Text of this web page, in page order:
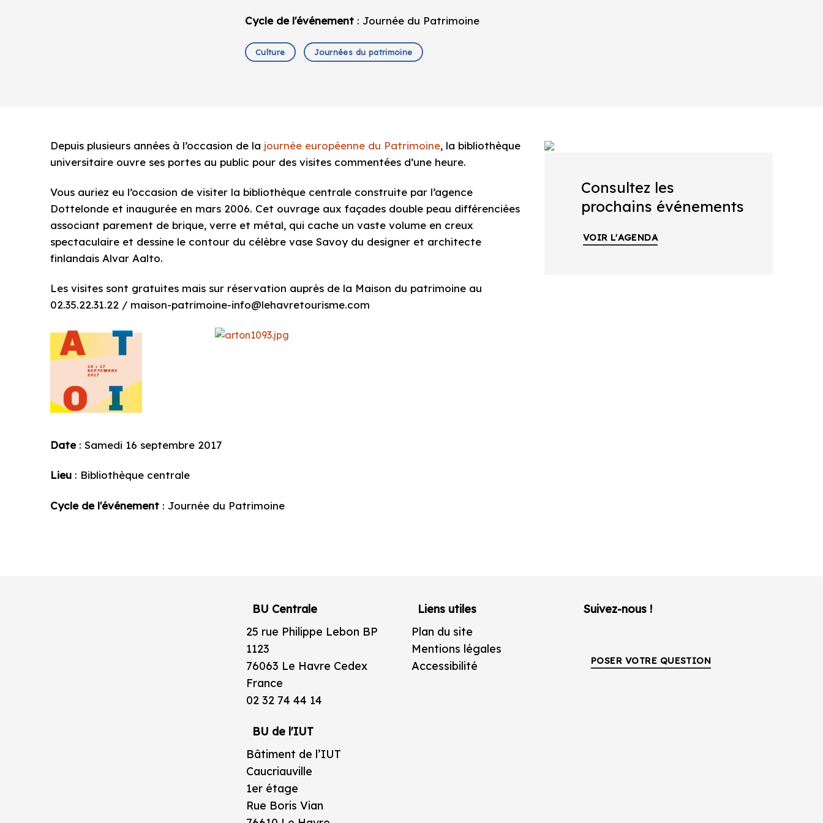
Cycle de l'événement: Journée du Patrimoine
Culture Journées du patrimoine
Depuis plusieurs années à l’occasion de la journée européenne du Patrimoine, la bibliothèque
universitaire ouvre ses portes au public pour des visites commentées d’une heure.
Vous auriez eu l’occasion de visiter la bibliothèque centrale construite par l’agence
Dottelonde et inaugurée en mars 2006. Cet ouvrage aux façades double peau différenciées
associant parement de brique, verre et métal, qui cache un vaste volume en creux
spectaculaire et dessine le contour du célèbre vase Savoy du designer et architecte
finlandais Alvar Aalto.
Les visites sont gratuites mais sur réservation auprès de la Maison du patrimoine au
02.35.22.31.22 / maison-patrimoine-info@lehavretourisme.com
Date: Samedi 16 septembre 2017
Lieu : Bibliothèque centrale
Cycle de l'événement : Journée du Patrimoine
Consultez les
prochains événements
VOIR L'AGENDA
BU Centrale
25 rue Philippe Lebon BP
1123
76063 Le Havre Cedex
France
02 32 74 44 14
BU de l'IUT
Bâtiment de l’IUT
Caucriauville
1er étage
Rue Boris Vian
Liens utiles
Plan du site
Mentions légales
Accessibilité
Suivez-nous !
POSER VOTRE QUESTION